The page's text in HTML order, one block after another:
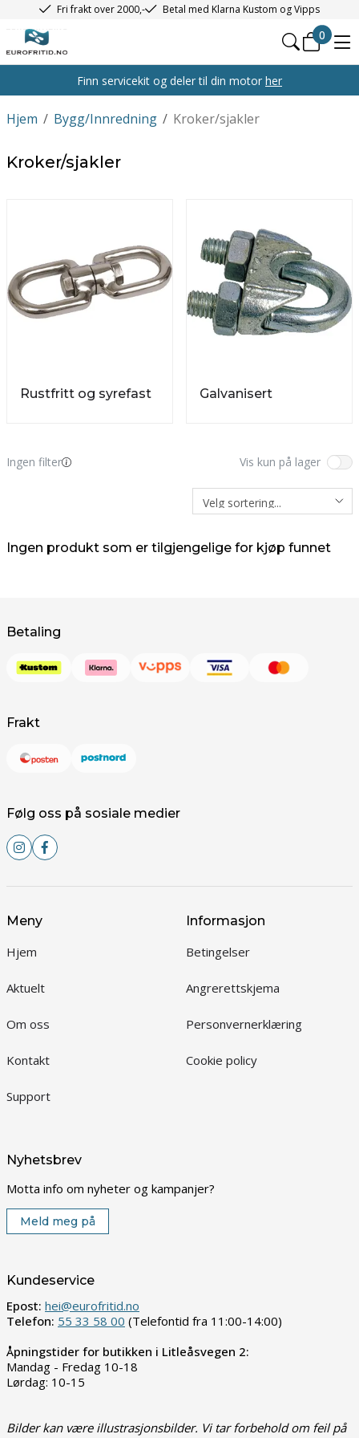
Fri frakt over 2000,- Betal med Klarna Kustom og Vipps
0
Finn servicekit og deler til din motor her
/
Hjem /
Bygg/Innredning Kroker/sjakler
Kroker/sjakler
Rustfritt og syrefast Galvanisert
Ingen filter Vis kun på lager
Ingen produkt som er tilgjengelige for kjøp funnet
Betaling
Frakt
Følg oss på sosiale medier
Meny
Hjem
Aktuelt
Om oss
Kontakt
Support
Informasjon
Betingelser
Angrerettskjema
Personvernerklæring
Cookie policy
Nyhetsbrev
Motta info om nyheter og kampanjer?
Meld meg på
Kundeservice
Epost: hei@eurofritid.no
Telefon: 55 33 58 00 (Telefontid fra 11:00-14:00)
Åpningstider for butikken i Litleåsvegen 2:
Mandag - Fredag 10-18
Lørdag: 10-15
Bilder kan være illustrasjonsbilder. Vi tar forbehold om feil på